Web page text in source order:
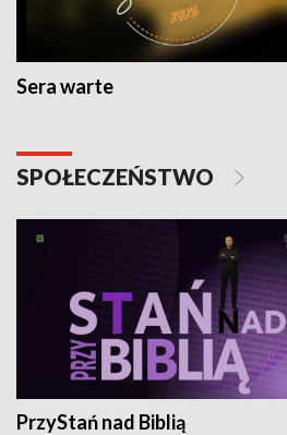
Sera warte
SPOŁECZEŃSTWO
PrzyStań nad Biblią